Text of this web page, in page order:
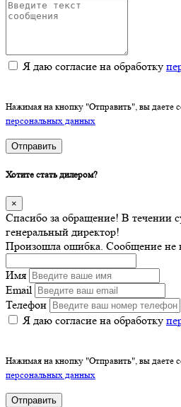
Я даю согласие на обработку
Нажимая на кнопку "Отправить", вы даете
персональных данных
Отправить
Хотите стать дилером?
×
Спасибо за обращение! В течении
генеральный директор!
Произошла ошибка. Сообщение не
Имя
Email
Телефон
Я даю согласие на обработку
Нажимая на кнопку "Отправить", вы даете
персональных данных
Отправить